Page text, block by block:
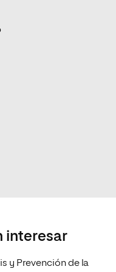
interesar
y Prevención de la